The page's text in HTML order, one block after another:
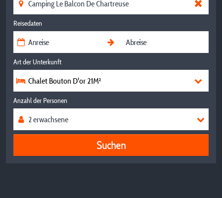
Reisedaten
Art der Unterkunft
Chalet Bouton D'or 21M²
Anzahl der Personen
Suchen